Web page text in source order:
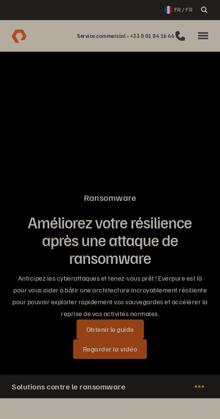
FR / FR
Service commercial : +33 8 01 84 16 66
Ransomware
Améliorez votre résilience
après une attaque de
ransomware
Anticipez les cyberattaques et tenez-vous prêt ! Everpure est là
pour vous aider à bâtir une architecture incroyablement résiliente
pour pouvoir exploiter rapidement vos sauvegardes et accélérer la
reprise de vos activités normales.
Obtenir le guide
Regarder la vidéo
Solutions contre le ransomware